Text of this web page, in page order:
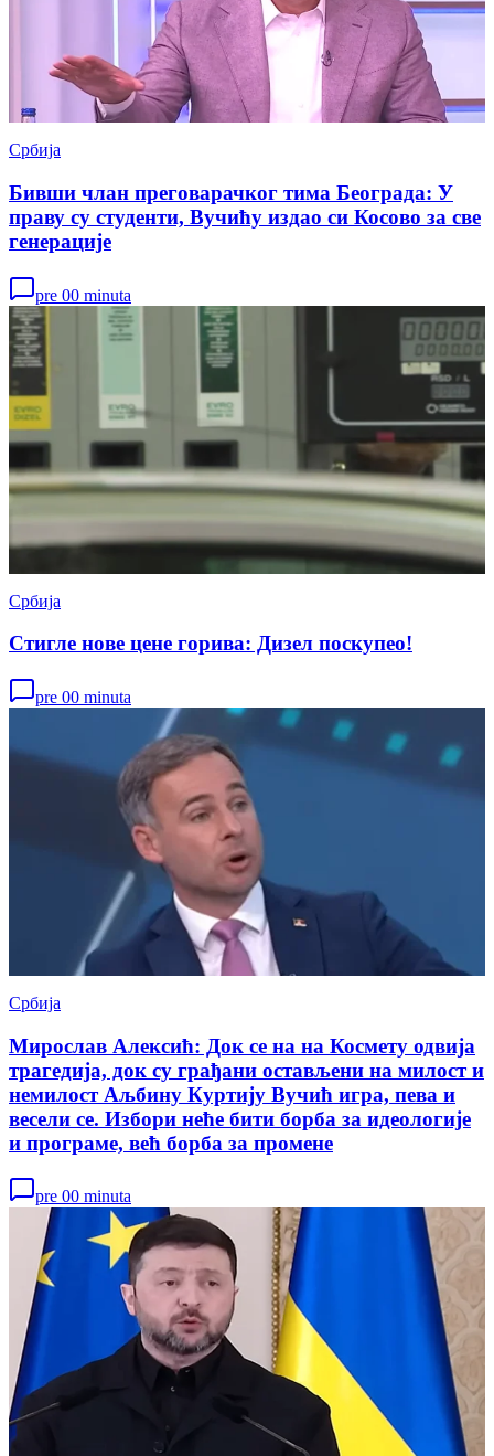
Србија
Бивши члан преговарачког тима Београда: У
праву су студенти, Вучићу издао си Косово за све
генерације
pre 00 minuta
Србија
Стигле нове цене горива: Дизел поскупео!
pre 00 minuta
Србија
Мирослав Алексић: Док се на на Космету одвија
трагедија, док су грађани остављени на милост и
немилост Аљбину Куртију Вучић игра, пева и
весели се. Избори неће бити борба за идеологије
и програме, већ борба за промене
pre 00 minuta